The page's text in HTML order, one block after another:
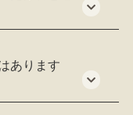
あります